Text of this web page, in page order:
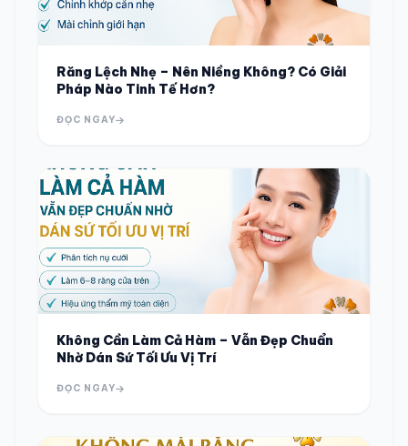
Răng Lệch Nhẹ – Nên Niềng Không? Có Giải
Pháp Nào Tinh Tế Hơn?
ĐỌC NGAY
Không Cần Làm Cả Hàm – Vẫn Đẹp Chuẩn
Nhờ Dán Sứ Tối Ưu Vị Trí
ĐỌC NGAY